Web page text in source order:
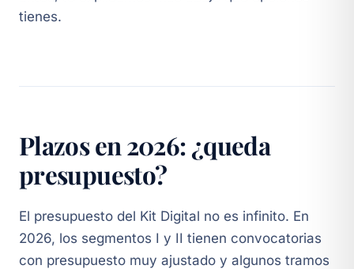
tienes.
Plazos en 2026: ¿queda
presupuesto?
El presupuesto del Kit Digital no es infinito. En
2026, los segmentos I y II tienen convocatorias
con presupuesto muy ajustado y algunos tramos